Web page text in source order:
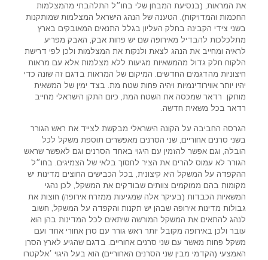
את המראות, (בנסיעת המבחן שלי בחו״ל התלהבתי מהמצלמות
החכמות והמדויקות). הטענה של הנהג הישראל המצלמות שמותקנות
בשני צידי הקבינה בחלק העליון בגלל התנאים המאובקים בארץ
מתלכלכות להבדיל מאירופה שם יש פחות אבק, האבק מפריע
לראיה ומחייב את הנהג לצאת ולנקות את המצלמות ולכן לפי דרישת
הלקוח חלק גדול מהמשאיות מגיעות ללא מצלמות אלא עם מראות
חיצוניות מהדגמים החדשים. המיקום של המראות בדגם זה שונה כדי
יהיו יותר אווירודינמיות ויהיה פחות שטח מת. בצד ימין של המשאית
מותקן רדאר שמכסה את השטח המת, כיום התקן הישראלי מחייב
רדאר בכל משאית חדשה.
הגרסה החביבה על הקונה הישראלי מבקשת לצייד את ראש הגורר
בשני סרנים אחוריים, שני הסרנים מאפשרים תוספת משקל לכל
הובלה, וגם אפשר להזמין עם היגוי באחד הסרנים וגם לאפשר שראש
הגורר לא עמוס להרים את הציר לחסוך בלאי של הצמיגים. בחו״ל
ההקפדה על המשקל היא קיצונית, בכל הכבישים החוצים מדינות יש
מקומות בהם ממוקמים צוותים שבודקים את המשקל, לכן נהגי
המשאיות הכבדות (בעיקר אלה שמגיעות ממזרח אירופה) חוצות את
גבולות מדינות אירופה שבהן יש תקנות והקפדה על המשקל, חשוב
לנהג להתאים את המשקל המורשה שיתאים לכל המדינות בהן הוא
עובר ולכן באירופה מקובל יותר ראש גורר עם סרן אחורי אחד ועם
משקל פחות מאשר עם שני סרנים אחוריים. בדגם שהגיע לארץ הסרן
האמצעי (הקדמי מבין שני הסרנים האחוריים) הוא בעל היגוי ׳אלקטרו